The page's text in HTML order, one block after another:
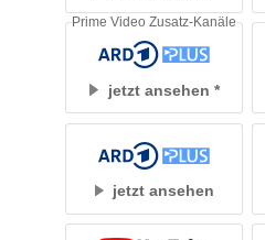
jetzt ansehen
Prime Video Zusatz-Kanäle
jetzt ansehen